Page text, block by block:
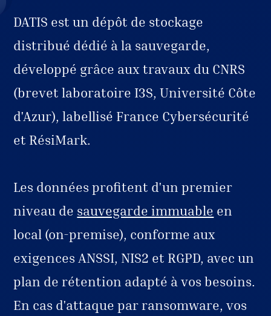
DATIS est un dépôt de stockage
distribué dédié à la sauvegarde,
développé grâce aux travaux du CNRS
(brevet laboratoire I3S, Université Côte
d'Azur), labellisé France Cybersécurité
et RésiMark.
Les données profitent d'un premier
niveau de sauvegarde immuable en
local (on-premise), conforme aux
exigences ANSSI, NIS2 et RGPD, avec un
plan de rétention adapté à vos besoins.
En cas d'attaque par ransomware, vos